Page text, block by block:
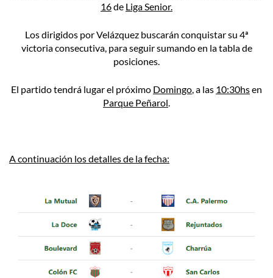
16de Liga Senior.
Los dirigidos por Velázquez buscarán conquistar su 4ª
victoria consecutiva, para seguir sumando en la tabla de
posiciones.
El partido tendrá lugar el próximo Domingo, a las 10:30hsen
Parque Peñarol.
A continuación los detalles de la fecha: